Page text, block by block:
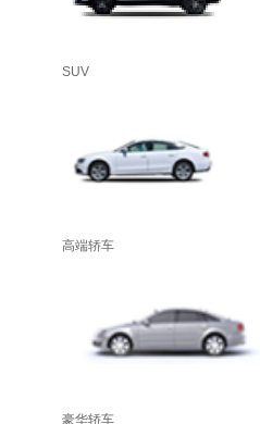
SUV
高端轿车
豪华轿车